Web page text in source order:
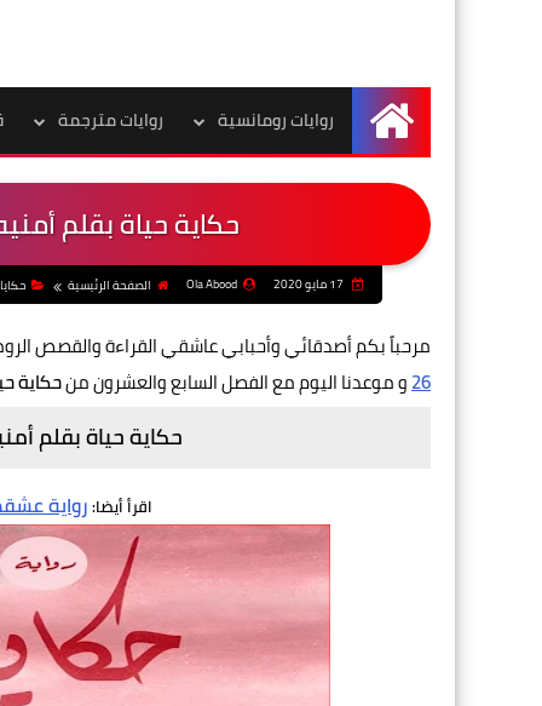
الرئيسية
روايات رومانسية روايات مترجمة
حكاية حياة بقلم
Ola Abood الصفحة الرئيسية
مرحباً بكم أصدقائي وأحبابي عاشقي القراءة والقصص
26و موعدنا اليوم مع الفصل السابع والعشرون منحكاية
حكاية حياة بقلم
اقرأ أيضا:رواية